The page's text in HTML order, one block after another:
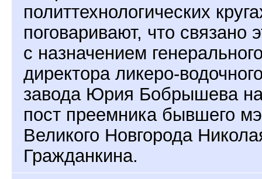
политтехнологических
поговаривают, что связано
с назначением
директора ликеро-
завода Юрия Бобрышева
пост преемника бывшего
Великого Новгорода
Гражданкина.